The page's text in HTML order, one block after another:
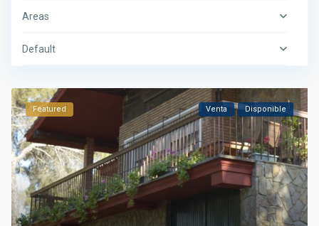
Areas
Default
Featured Venta Disponible